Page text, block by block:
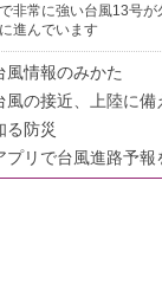
非常に強い台風13号
進んでいます
風情報のみかた
風の接近、上陸に備
る防災
プリで台風進路予報